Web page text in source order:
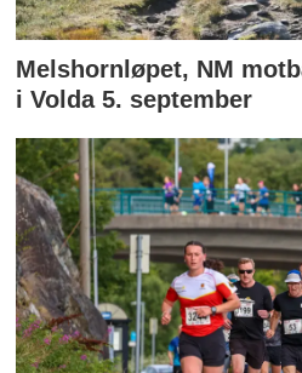
Melshornløpet, NM
i Volda 5. september